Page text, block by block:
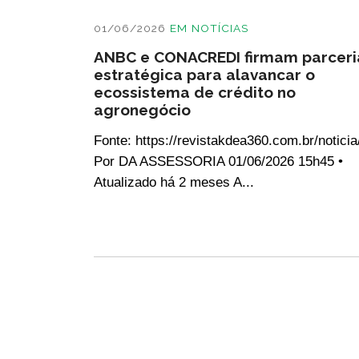
01/06/2026 EM NOTÍCIAS
ANBC e CONACREDI firmam
estratégica para alavancar o
ecossistema de crédito no
agronegócio
Fonte: https://revistakdea360.com.br/
Por DA ASSESSORIA 01/06/2026 15h45 •
Atualizado há 2 meses A...